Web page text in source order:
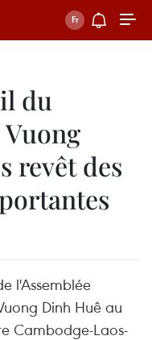
du
revêt des
l'Assemblée
Dinh Huê au
Cambodge-Laos-